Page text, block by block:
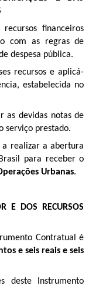
financeiros
com as regras de
despesa pública.
recursos e aplicá-
estabelecida no
as devidas notas de
serviço prestado.
a realizar a abertura
para receber o
Urbanas.
E DOS RECURSOS
Contratual é
e seis reais e seis
deste Instrumento